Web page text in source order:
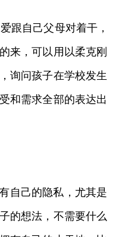
跟自己父母对着干，
来，可以用以柔克刚
询问孩子在学校发生
和需求全部的表达出
自己的隐私，尤其是
的想法，不需要什么